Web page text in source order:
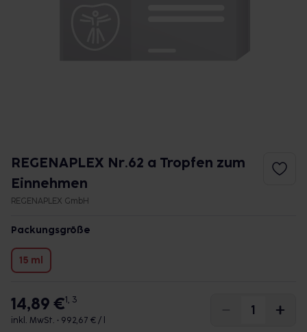
REGENAPLEX Nr.62 a Tropfen zum
Einnehmen
REGENAPLEX GmbH
Packungsgröße
15 ml
14,89 €1, 3
inkl. MwSt. • 992,67 € / l